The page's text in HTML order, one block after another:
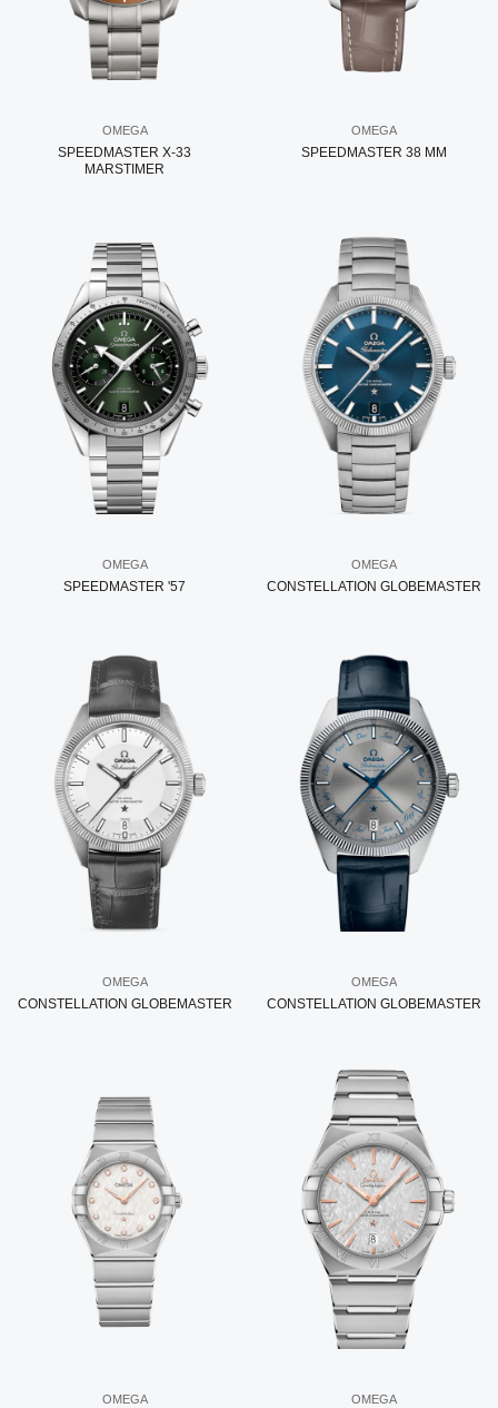
OMEGA
SPEEDMASTER X-33
MARSTIMER
OMEGA
SPEEDMASTER 38 MM
OMEGA
SPEEDMASTER '57
OMEGA
CONSTELLATION GLOBEMASTER
OMEGA
CONSTELLATION GLOBEMASTER
OMEGA
CONSTELLATION GLOBEMASTER
OMEGA OMEGA